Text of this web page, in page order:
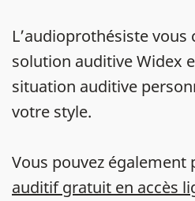
L’audioprothésiste vous
solution auditive Widex
situation auditive
votre style.
Vous pouvez également
auditif gratuit en accès